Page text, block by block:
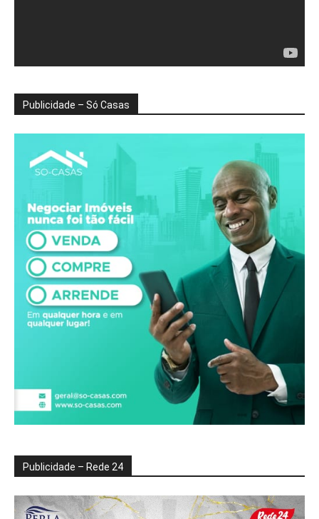
Publicidade – Só Casas
Publicidade – Rede 24